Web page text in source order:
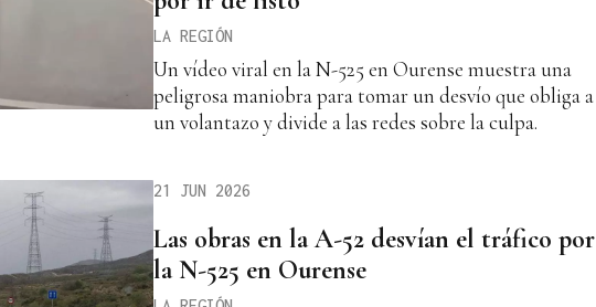
LA REGIÓN
Un vídeo viral en la N-525 en Ourense muestra una
peligrosa maniobra para tomar un desvío que obliga a
un volantazo y divide a las redes sobre la culpa.
21 JUN 2026
Las obras en la A-52 desvían el tráfico por
la N-525 en Ourense